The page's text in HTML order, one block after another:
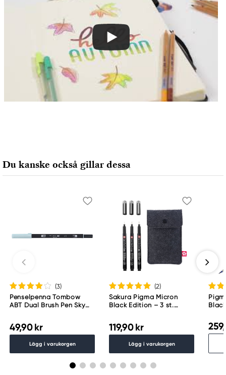
Du kanske också gillar dessa
(3)
Penselpenna Tombow
ABT Dual Brush Pen Sky
49,90 kr
Lägg i varukorgen
(2)
Sakura Pigma Micron
Black Edition – 3 st.
119,90 kr
Lägg i varukorgen
Black